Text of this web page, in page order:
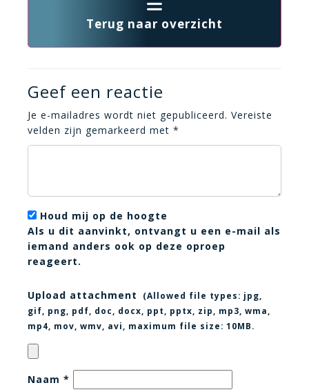
Terug naar overzicht
Geef een reactie
Je e-mailadres wordt niet gepubliceerd. Vereiste
velden zijn gemarkeerd met *
Houd mij op de hoogte
Als u dit aanvinkt, ontvangt u een e-mail als
iemand anders ook op deze oproep
reageert.
Upload attachment (Allowed file types: jpg,
gif, png, pdf, doc, docx, ppt, pptx, zip, mp3, wma,
mp4, mov, wmv, avi
, maximum file size: 10MB.
Naam *